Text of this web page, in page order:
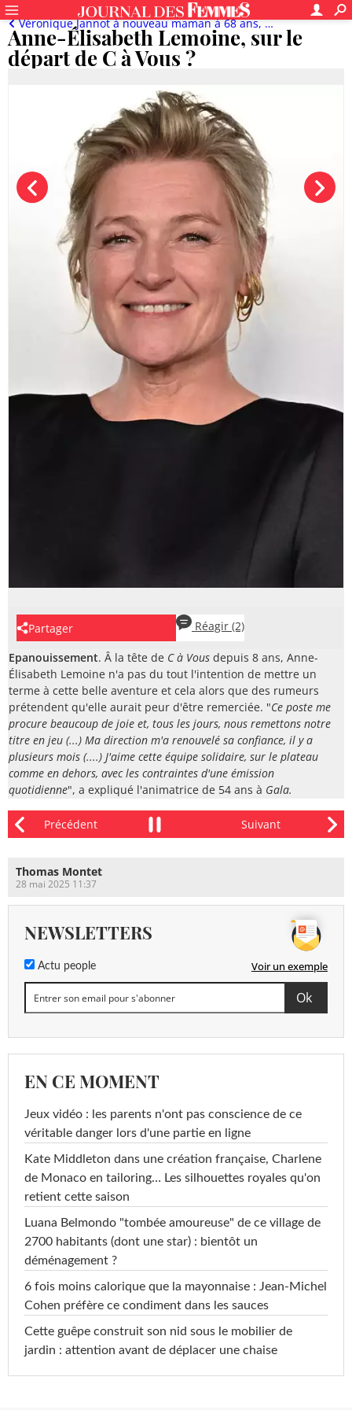
Anne-Élisabeth Lemoine, sur le
départ de C à Vous ?
Véronique Jannot à nouveau maman à 68 ans, Ophélie Winter défigurée : son drame personnel...
Partager Réagir (2)
Epanouissement. Â la tête de C à Vous depuis 8 ans, Anne-
Élisabeth Lemoine n'a pas du tout l'intention de mettre un
terme à cette belle aventure et cela alors que des rumeurs
prétendent qu'elle aurait peur d'être remerciée. "Ce poste me
procure beaucoup de joie et, tous les jours, nous remettons notre
titre en jeu (...) Ma direction m'a renouvelé sa confiance, il y a
plusieurs mois (....) J'aime cette équipe solidaire, sur le plateau
comme en dehors, avec les contraintes d'une émission
quotidienne", a expliqué l'animatrice de 54 ans à Gala.
Thomas Montet
28 mai 2025 11:37
NEWSLETTERS
Actu people Voir un exemple
EN CE MOMENT
Jeux vidéo : les parents n'ont pas conscience de ce
véritable danger lors d'une partie en ligne
Kate Middleton dans une création française, Charlene
de Monaco en tailoring… Les silhouettes royales qu'on
retient cette saison
Luana Belmondo "tombée amoureuse" de ce village de
2700 habitants (dont une star) : bientôt un
déménagement ?
6 fois moins calorique que la mayonnaise : Jean-Michel
Cohen préfère ce condiment dans les sauces
Cette guêpe construit son nid sous le mobilier de
jardin : attention avant de déplacer une chaise